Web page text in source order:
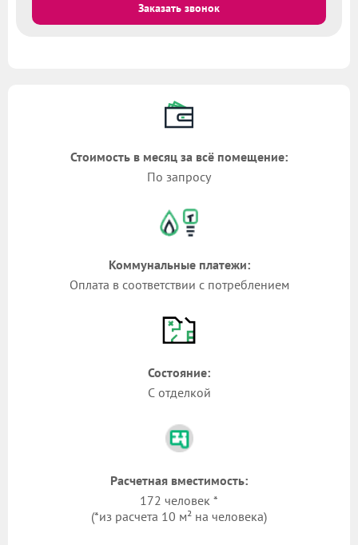
Заказать звонок
Стоимость в месяц за всё помещение:
По запросу
Коммунальные платежи:
Оплата в соответствии с потреблением
Состояние:
С отделкой
Расчетная вместимость:
172 человек *
(*из расчета 10 м² на человека)